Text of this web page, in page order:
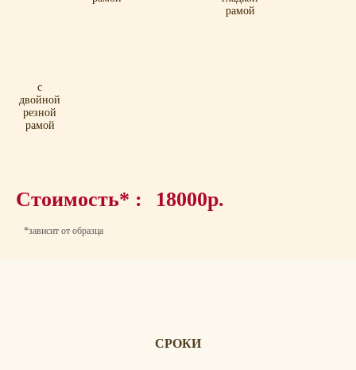
рамой
с
двойной
резной
рамой
Стоимость* : 18000р.
*зависит от образца
СРОКИ